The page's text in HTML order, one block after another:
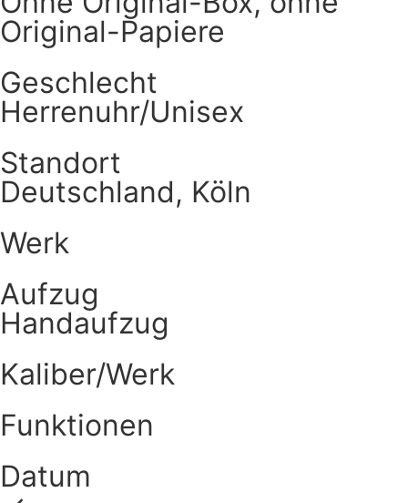
Original-Papiere
Geschlecht
Herrenuhr/Unisex
Standort
Deutschland, Köln
Werk
Aufzug
Handaufzug
Kaliber/Werk
Funktionen
Datum